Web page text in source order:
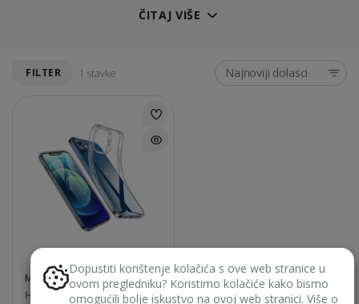
ČITAJ VIŠE
FILTER 1 stavke Najnoviji dolasci
MASKICE ZA MOBITEL
Honor 200 Lite
Dopustiti korištenje kolačića s ove web stranice u
ovom pregledniku? Koristimo kolačiće kako bismo
omogućili bolje iskustvo na ovoj web stranici. Više o